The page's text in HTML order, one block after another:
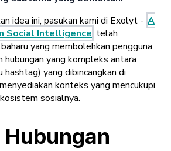
idea ini, pasukan kami di Exolyt - A
Social Intelligence telah
yang membolehkan pengguna
hubungan yang kompleks antara
yang dibincangkan di
konteks yang mencukupi
sosialnya.